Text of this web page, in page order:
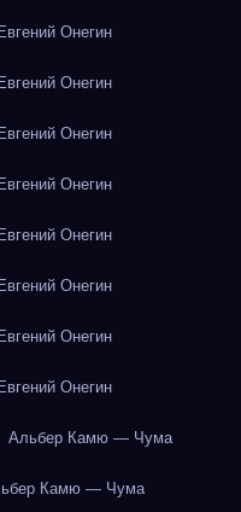
Онегин
Онегин
Онегин
Онегин
Онегин
Онегин
Онегин
Онегин
Альбер Камю — Чума
Камю — Чума